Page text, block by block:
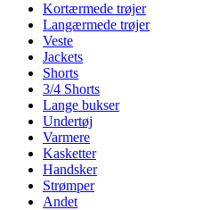
Kortærmede trøjer
Langærmede trøjer
Veste
Jackets
Shorts
3/4 Shorts
Lange bukser
Undertøj
Varmere
Kasketter
Handsker
Strømper
Andet